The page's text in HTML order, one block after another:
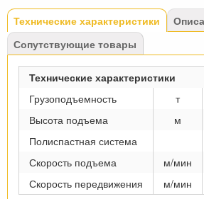
Tabs
Технические характеристики
вкладка)
Сопутствующие товары
Технические характеристики
Грузоподъемность
т
Высота подъема
м
Полиспастная система
Скорость подъема
м/мин
Скорость передвижения
м/мин